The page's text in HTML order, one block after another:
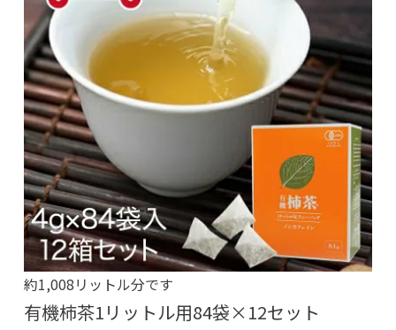
約1,008リットル分です
有機柿茶1リットル用84袋×12セット